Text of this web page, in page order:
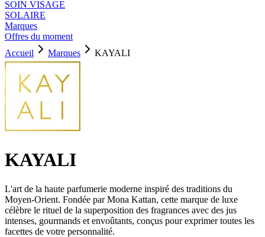
SOIN VISAGE
SOLAIRE
Marques
Offres du moment
Accueil
Marques KAYALI
KAYALI
L'art de la haute parfumerie moderne inspiré des traditions du
Moyen-Orient. Fondée par Mona Kattan, cette marque de luxe
célèbre le rituel de la superposition des fragrances avec des jus
intenses, gourmands et envoûtants, conçus pour exprimer toutes les
facettes de votre personnalité.